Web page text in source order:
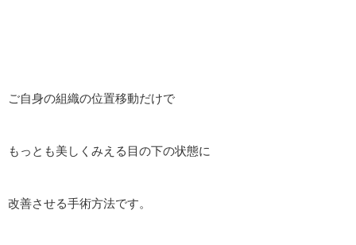
ご自身の組織の位置移動だけで
もっとも美しくみえる目の下の状態に
改善させる手術方法です。